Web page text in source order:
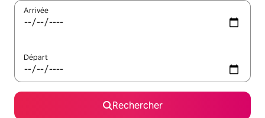
Arrivée
Départ
Rechercher